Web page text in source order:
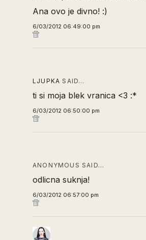
Ana ovo je divno! :)
6/03/2012 06:49:00 pm
LJUPKA SAID…
ti si moja blek vranica <3 :*
6/03/2012 06:50:00 pm
ANONYMOUS SAID…
odlicna suknja!
6/03/2012 06:57:00 pm